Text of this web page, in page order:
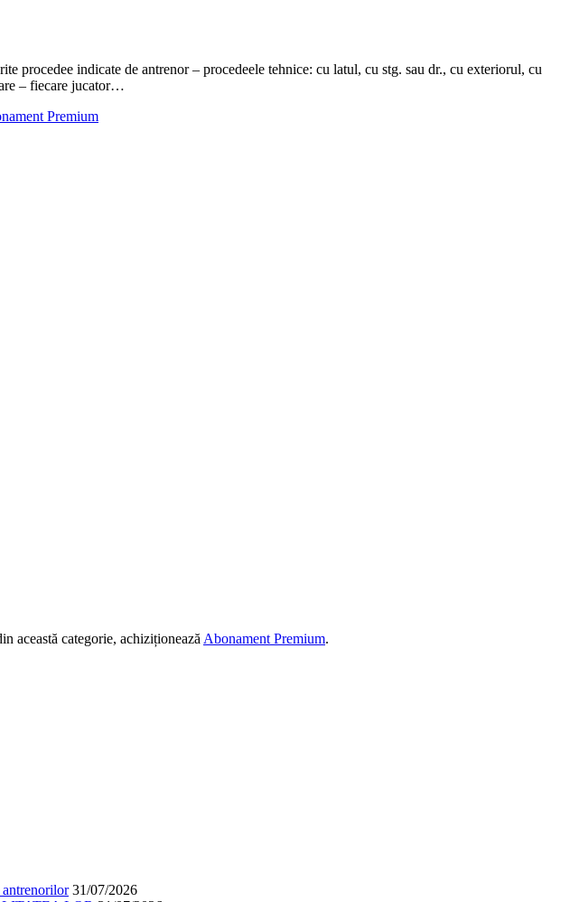
procedee indicate de antrenor – procedeele tehnice: cu latul, cu stg. sau dr., cu exteriorul, cu
– fiecare jucator…
Premium
această categorie, achiziționeazăAbonament Premium.
31/07/2026